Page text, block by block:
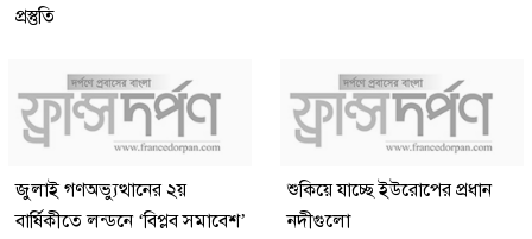
প্রস্তুতি
জুলাই গণঅভ্যুত্থানের ২য়
বার্ষিকীতে লন্ডনে ‘বিপ্লব সমাবেশ’
শুকিয়ে যাচ্ছে ইউরোপের প্রধান
নদীগুলো